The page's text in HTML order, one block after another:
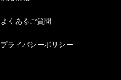
よくあるご質問
プライバシーポリシー